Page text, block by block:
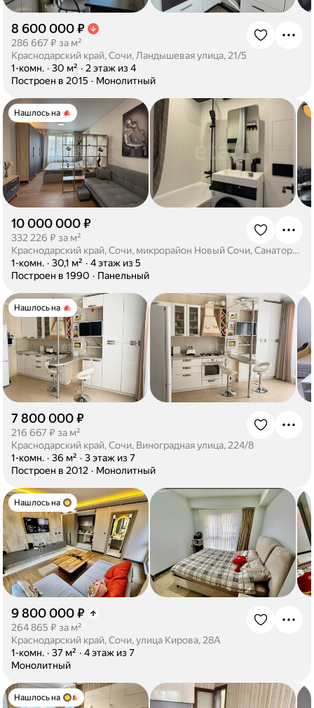
8 600 000 ₽
286 667 ₽ за м²
Краснодарский край, Сочи, Ландышевая улица, 21/5
1-комн. · 30 м² · 2 этаж из 4
Построен в 2015 · Монолитный
Нашлось на
10 000 000 ₽
332 226 ₽ за м²
Краснодарский край, Сочи, микрорайон Новый Сочи, Санаторная улица, 59
1-комн. · 30,1 м² · 4 этаж из 5
Построен в 1990 · Панельный
Нашлось на
7 800 000 ₽
216 667 ₽ за м²
Краснодарский край, Сочи, Виноградная улица, 224/8
1-комн. · 36 м² · 3 этаж из 7
Построен в 2012 · Монолитный
Нашлось на
9 800 000 ₽
264 865 ₽ за м²
Краснодарский край, Сочи, улица Кирова, 28А
1-комн. · 37 м² · 4 этаж из 7
Монолитный
Нашлось на